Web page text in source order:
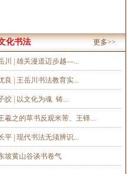
化书法 更多>>
川 | 雄关漫道迈步越—...
良 | 王岳川书法教育实...
皎 | 以文化为魂 铸...
羲之的草书反观米芾、王铎...
平 | 现代书法无须辨识...
坡黄山谷谈书卷气